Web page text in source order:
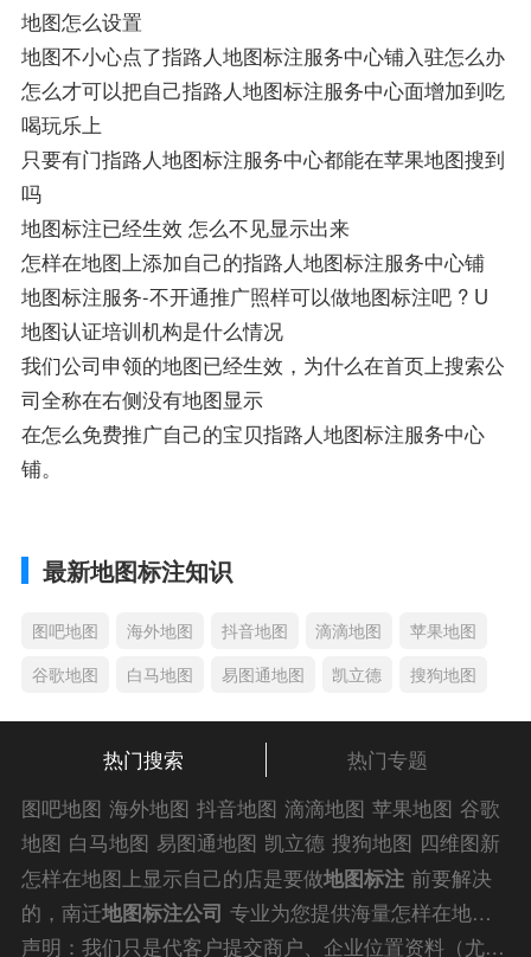
地图怎么设置
地图不小心点了指路人地图标注服务中心铺入驻怎么办
怎么才可以把自己指路人地图标注服务中心面增加到吃
喝玩乐上
只要有门指路人地图标注服务中心都能在苹果地图搜到
吗
地图标注已经生效 怎么不见显示出来
怎样在地图上添加自己的指路人地图标注服务中心铺
地图标注服务-不开通推广照样可以做地图标注吧 ? U
地图认证培训机构是什么情况
我们公司申领的地图已经生效，为什么在首页上搜索公
司全称在右侧没有地图显示
在怎么免费推广自己的宝贝指路人地图标注服务中心
铺。
最新地图标注知识
图吧地图 海外地图 抖音地图 滴滴地图
苹果地图
谷歌地图
白马地图 易图通地图 凯立德 搜狗地图
热门搜索
热门专题
图吧地图 海外地图 抖音地图 滴滴地图 苹果地图 谷歌
地图 白马地图 易图通地图 凯立德 搜狗地图 四维图新
地图 车载地图 导航地图 手机地图 搜搜地图 好搜地图
老虎地图 电子地图 卫星地图 美团地图 大众点评地图
苹果 导航犬 老虎
怎样在地图上显示自己的店是要做地图标注 前要解决
的，南迁地图标注公司 专业为您提供海量怎样在地图
上显示自己的店解答信息，为您的企业商户、门店地图
声明：我们只是代客户提交商户、企业位置资料（尤其是不会操作觉得繁琐的客户），不是地图标注平台方。所提供服务为商业有偿帮助咨询人工服务费，全程都是人工提交资料，自身并不能对第三方网站的原始内容进行编辑，请知悉。